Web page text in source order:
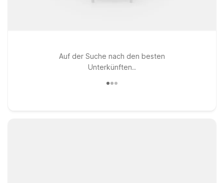
Auf der Suche nach den besten
Unterkünften..